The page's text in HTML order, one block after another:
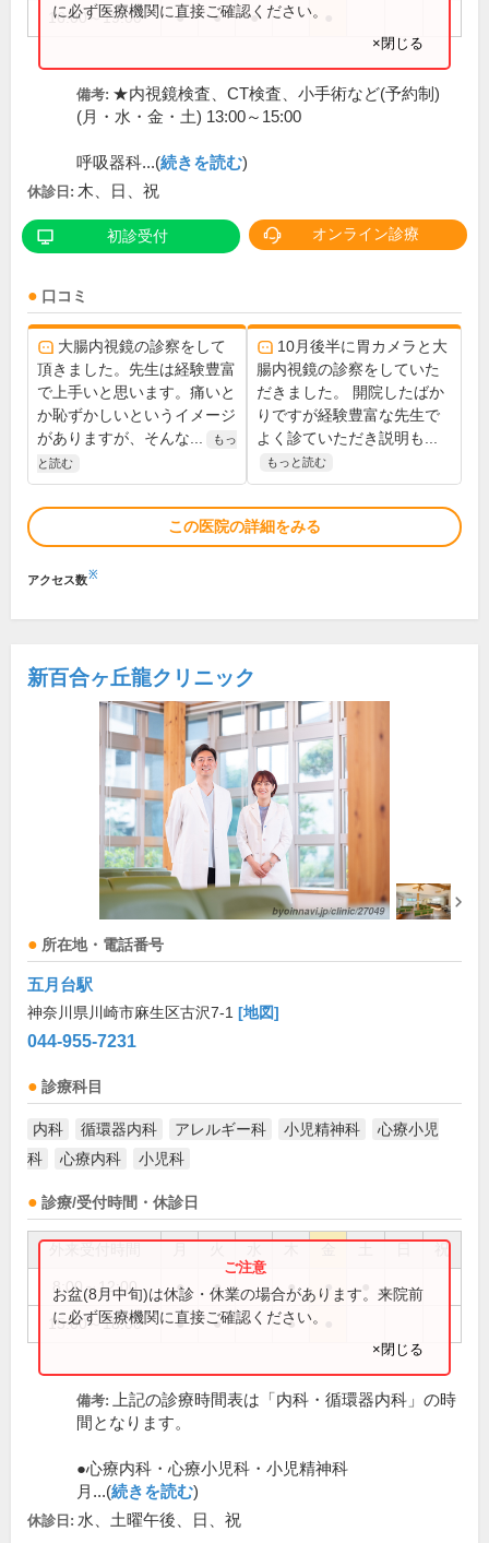
16:00～19:00 ● ● ●
に必ず医療機関に直接ご確認ください。
×閉じる
備考: ★内視鏡検査、CT検査、小手術など(予約制)
(月・水・金・土) 13:00～15:00
呼吸器科...(続きを読む)
休診日: 木、日、祝
初診受付 オンライン診療
口コミ
大腸内視鏡の診察をして
頂きました。先生は経験豊富
で上手いと思います。痛いと
か恥ずかしいというイメージ
がありますが、そんな...
もっ
と読む
10月後半に胃カメラと大
腸内視鏡の診察をしていた
だきました。 開院したばか
りですが経験豊富な先生で
よく診ていただき説明も...
もっと読む
この医院の詳細をみる
アクセス数※
新百合ヶ丘龍クリニック
所在地・電話番号
五月台駅
神奈川県川崎市麻生区古沢7-1 [地図]
044-955-7231
診療科目
内科 循環器内科 アレルギー科 小児精神科
心療小児
科
心療内科 小児科
診療/受付時間・休診日
祝
8:00～12:00 ● ● ● ●
15:00～18:00 ● ● ●
お盆(8月中旬)は休診・休業の場合があります。来院前
に必ず医療機関に直接ご確認ください。
×閉じる
備考:
上記の診療時間表は「内科・循環器内科」の時
間となります。
●心療内科・心療小児科・小児精神科
月...(続きを読む)
休診日: 水、土曜午後、日、祝